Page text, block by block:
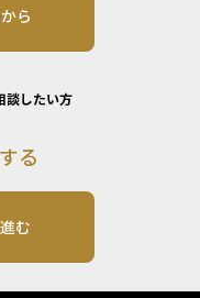
ら
談したい方
る
む